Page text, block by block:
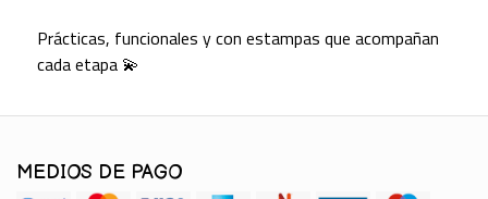
Prácticas, funcionales y con estampas que acompañan
cada etapa 💫
MEDIOS DE PAGO